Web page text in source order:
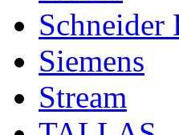
Schneider
Siemens
Stream